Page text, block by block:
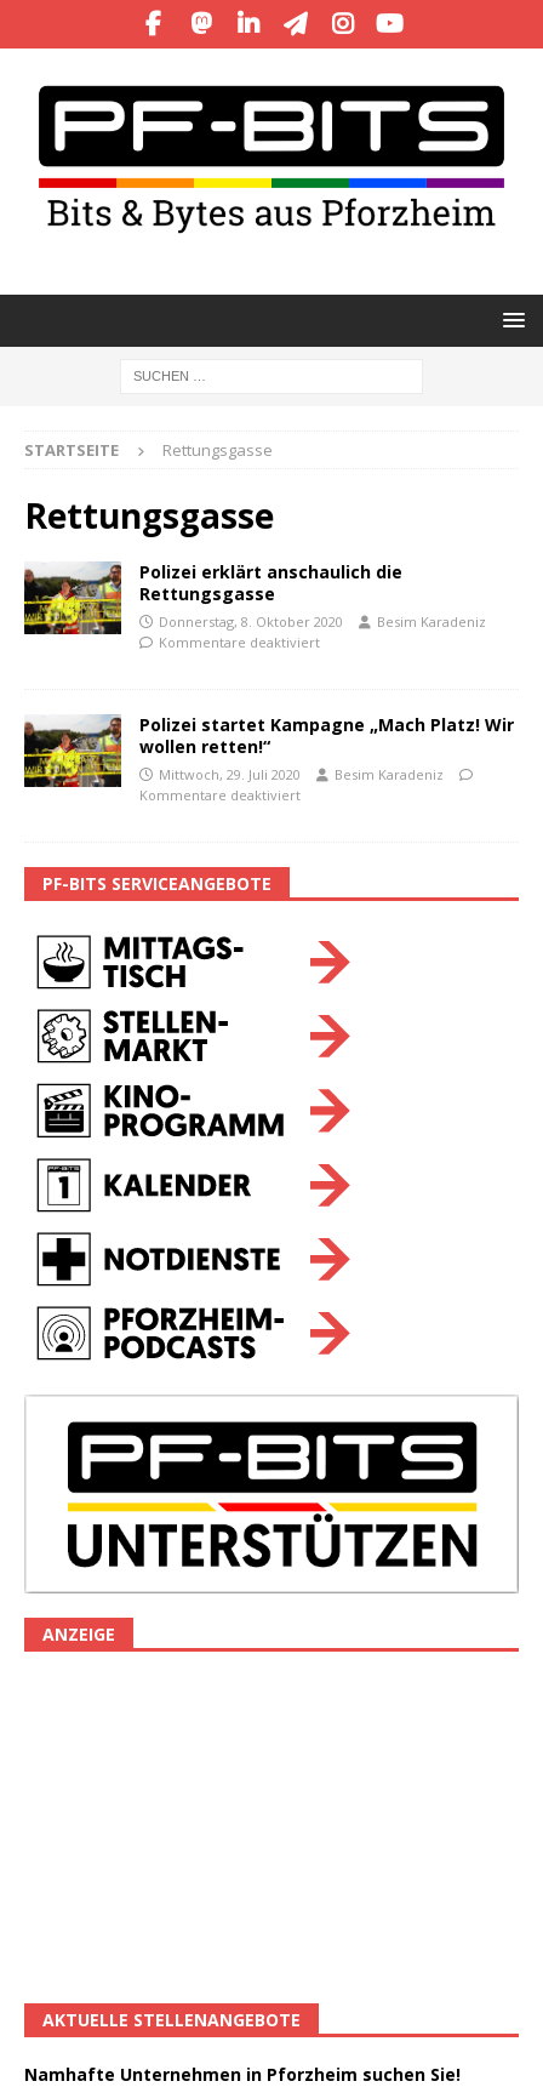
STARTSEITE Rettungsgasse
Rettungsgasse
Polizei erklärt anschaulich die
Rettungsgasse
Donnerstag, 8. Oktober 2020
Besim Karadeniz
Kommentare deaktiviert
Polizei startet Kampagne „Mach Platz! Wir
wollen retten!“
Mittwoch, 29. Juli 2020
Besim Karadeniz
Kommentare deaktiviert
PF-BITS SERVICEANGEBOTE
ANZEIGE
AKTUELLE STELLENANGEBOTE
Namhafte Unternehmen in Pforzheim suchen Sie!